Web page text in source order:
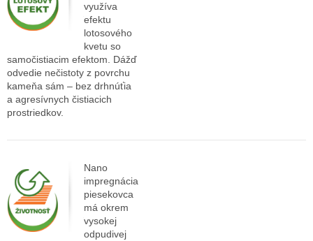
využíva
efektu
lotosového
kvetu so
samočistiacim efektom. Dážď
odvedie nečistoty z povrchu
kameňa sám – bez drhnúťia
a agresívnych čistiacich
prostriedkov.
Nano
impregnácia
piesekovca
má okrem
vysokej
odpudivej